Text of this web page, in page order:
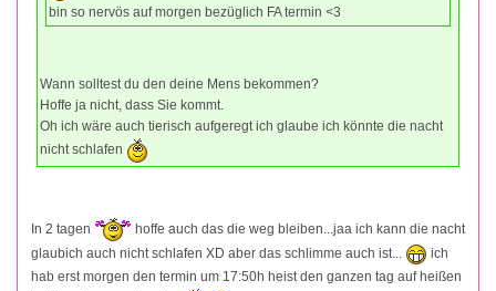
bin so nervös auf morgen bezüglich FA termin <3
Wann solltest du den deine Mens bekommen?
Hoffe ja nicht, dass Sie kommt.
Oh ich wäre auch tierisch aufgeregt ich glaube ich könnte die nacht
nicht schlafen
In 2 tagen
hoffe auch das die weg bleiben...jaa ich kann die nacht
glaubich auch nicht schlafen XD aber das schlimme auch ist...
ich
hab erst morgen den termin um 17:50h heist den ganzen tag auf heißen